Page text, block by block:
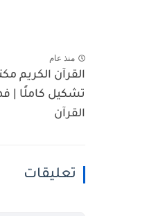
منذ عام
القرآن الكريم
تشكيل كاملًا |
القرآن
تعليقات